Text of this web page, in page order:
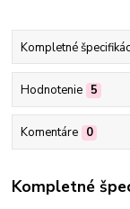
Kompletné
Hodnotenie 5
Komentáre 0
Kompletné